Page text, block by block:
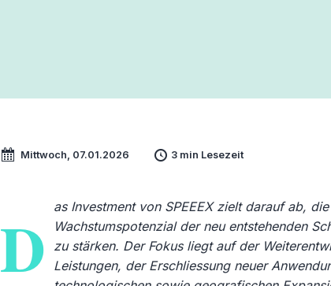
Mittwoch, 07.01.2026 3 min Lesezeit
D
as Investment von SPEEEX zielt darauf ab,
Wachstumspotenzial der neu entstehenden
zu stärken. Der Fokus liegt auf der
Leistungen, der Erschliessung neuer